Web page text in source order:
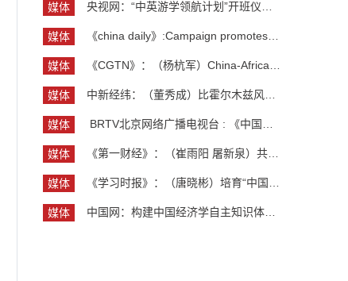
媒体
媒体
媒体
媒体
媒体
媒体
媒体
媒体